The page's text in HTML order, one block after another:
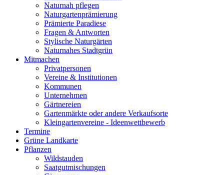
Naturnah pflegen
Naturgartenprämierung
Prämierte Paradiese
Fragen & Antworten
Stylische Naturgärten
Naturnahes Stadtgrün
Mitmachen
Privatpersonen
Vereine & Institutionen
Kommunen
Unternehmen
Gärtnereien
Gartenmärkte oder andere Verkaufsorte
Kleingartenvereine - Ideenwettbewerb
Termine
Grüne Landkarte
Pflanzen
Wildstauden
Saatgutmischungen